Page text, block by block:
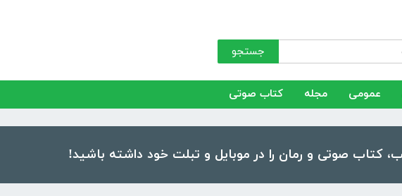
جستجو
عمومی مجله کتاب صوتی